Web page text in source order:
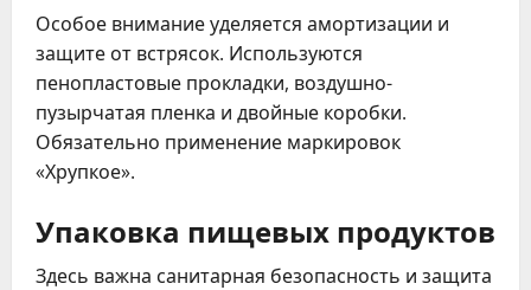
Особое внимание уделяется амортизации и
защите от встрясок. Используются
пенопластовые прокладки, воздушно-
пузырчатая пленка и двойные коробки.
Обязательно применение маркировок
«Хрупкое».
Упаковка пищевых продуктов
Здесь важна санитарная безопасность и защита